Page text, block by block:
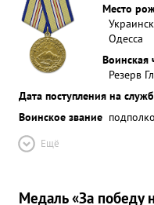
Место
Одесса
Воинская
Резерв
Дата поступления на
Воинское звание
Ещё
Медаль «За победу